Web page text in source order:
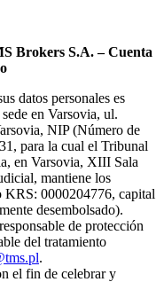
Brokers S.A. – Cuenta
datos personales es
en Varsovia, ul.
NIP (Número de
para la cual el Tribunal
en Varsovia, XIII Sala
mantiene los
KRS: 0000204776, capital
desembolsado).
de protección
del tratamiento
.
el fin de celebrar y